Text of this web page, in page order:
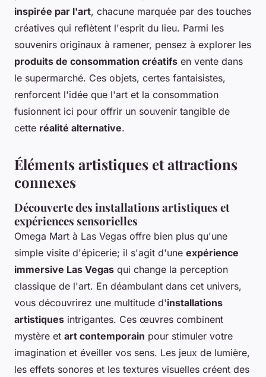
inspirée par l'art, chacune marquée par des touches
créatives qui reflètent l'esprit du lieu. Parmi les
souvenirs originaux à ramener, pensez à explorer les
produits de consommation créatifs en vente dans
le supermarché. Ces objets, certes fantaisistes,
renforcent l'idée que l'art et la consommation
fusionnent ici pour offrir un souvenir tangible de
cette réalité alternative.
Éléments artistiques et attractions
connexes
Découverte des installations artistiques et
expériences sensorielles
Omega Mart à Las Vegas offre bien plus qu'une
simple visite d'épicerie; il s'agit d'une expérience
immersive Las Vegas qui change la perception
classique de l'art. En déambulant dans cet univers,
vous découvrirez une multitude d'installations
artistiques intrigantes. Ces œuvres combinent
mystère et art contemporain pour stimuler votre
imagination et éveiller vos sens. Les jeux de lumière,
les effets sonores et les textures visuelles créent des